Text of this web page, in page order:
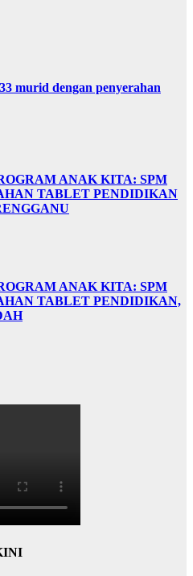
murid dengan penyerahan
ANAK KITA: SPM
TABLET PENDIDIKAN
ANAK KITA: SPM
TABLET PENDIDIKAN,